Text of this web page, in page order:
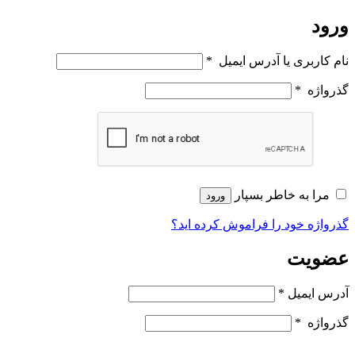
ورود
نام کاربری یا آدرس ایمیل *
گذرواژه *
مرا به خاطر بسپار ورود
گذرواژه خود را فراموش کرده اید؟
عضویت
آدرس ایمیل *
گذرواژه *